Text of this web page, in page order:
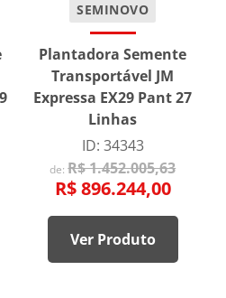
SEMINOVO
Plantadora Semente
Transportável JM
Expressa EX29 Pant 27
Linhas
ID: 34343
de:R$ 1.452.005,63
R$ 896.244,00
Ver Produto